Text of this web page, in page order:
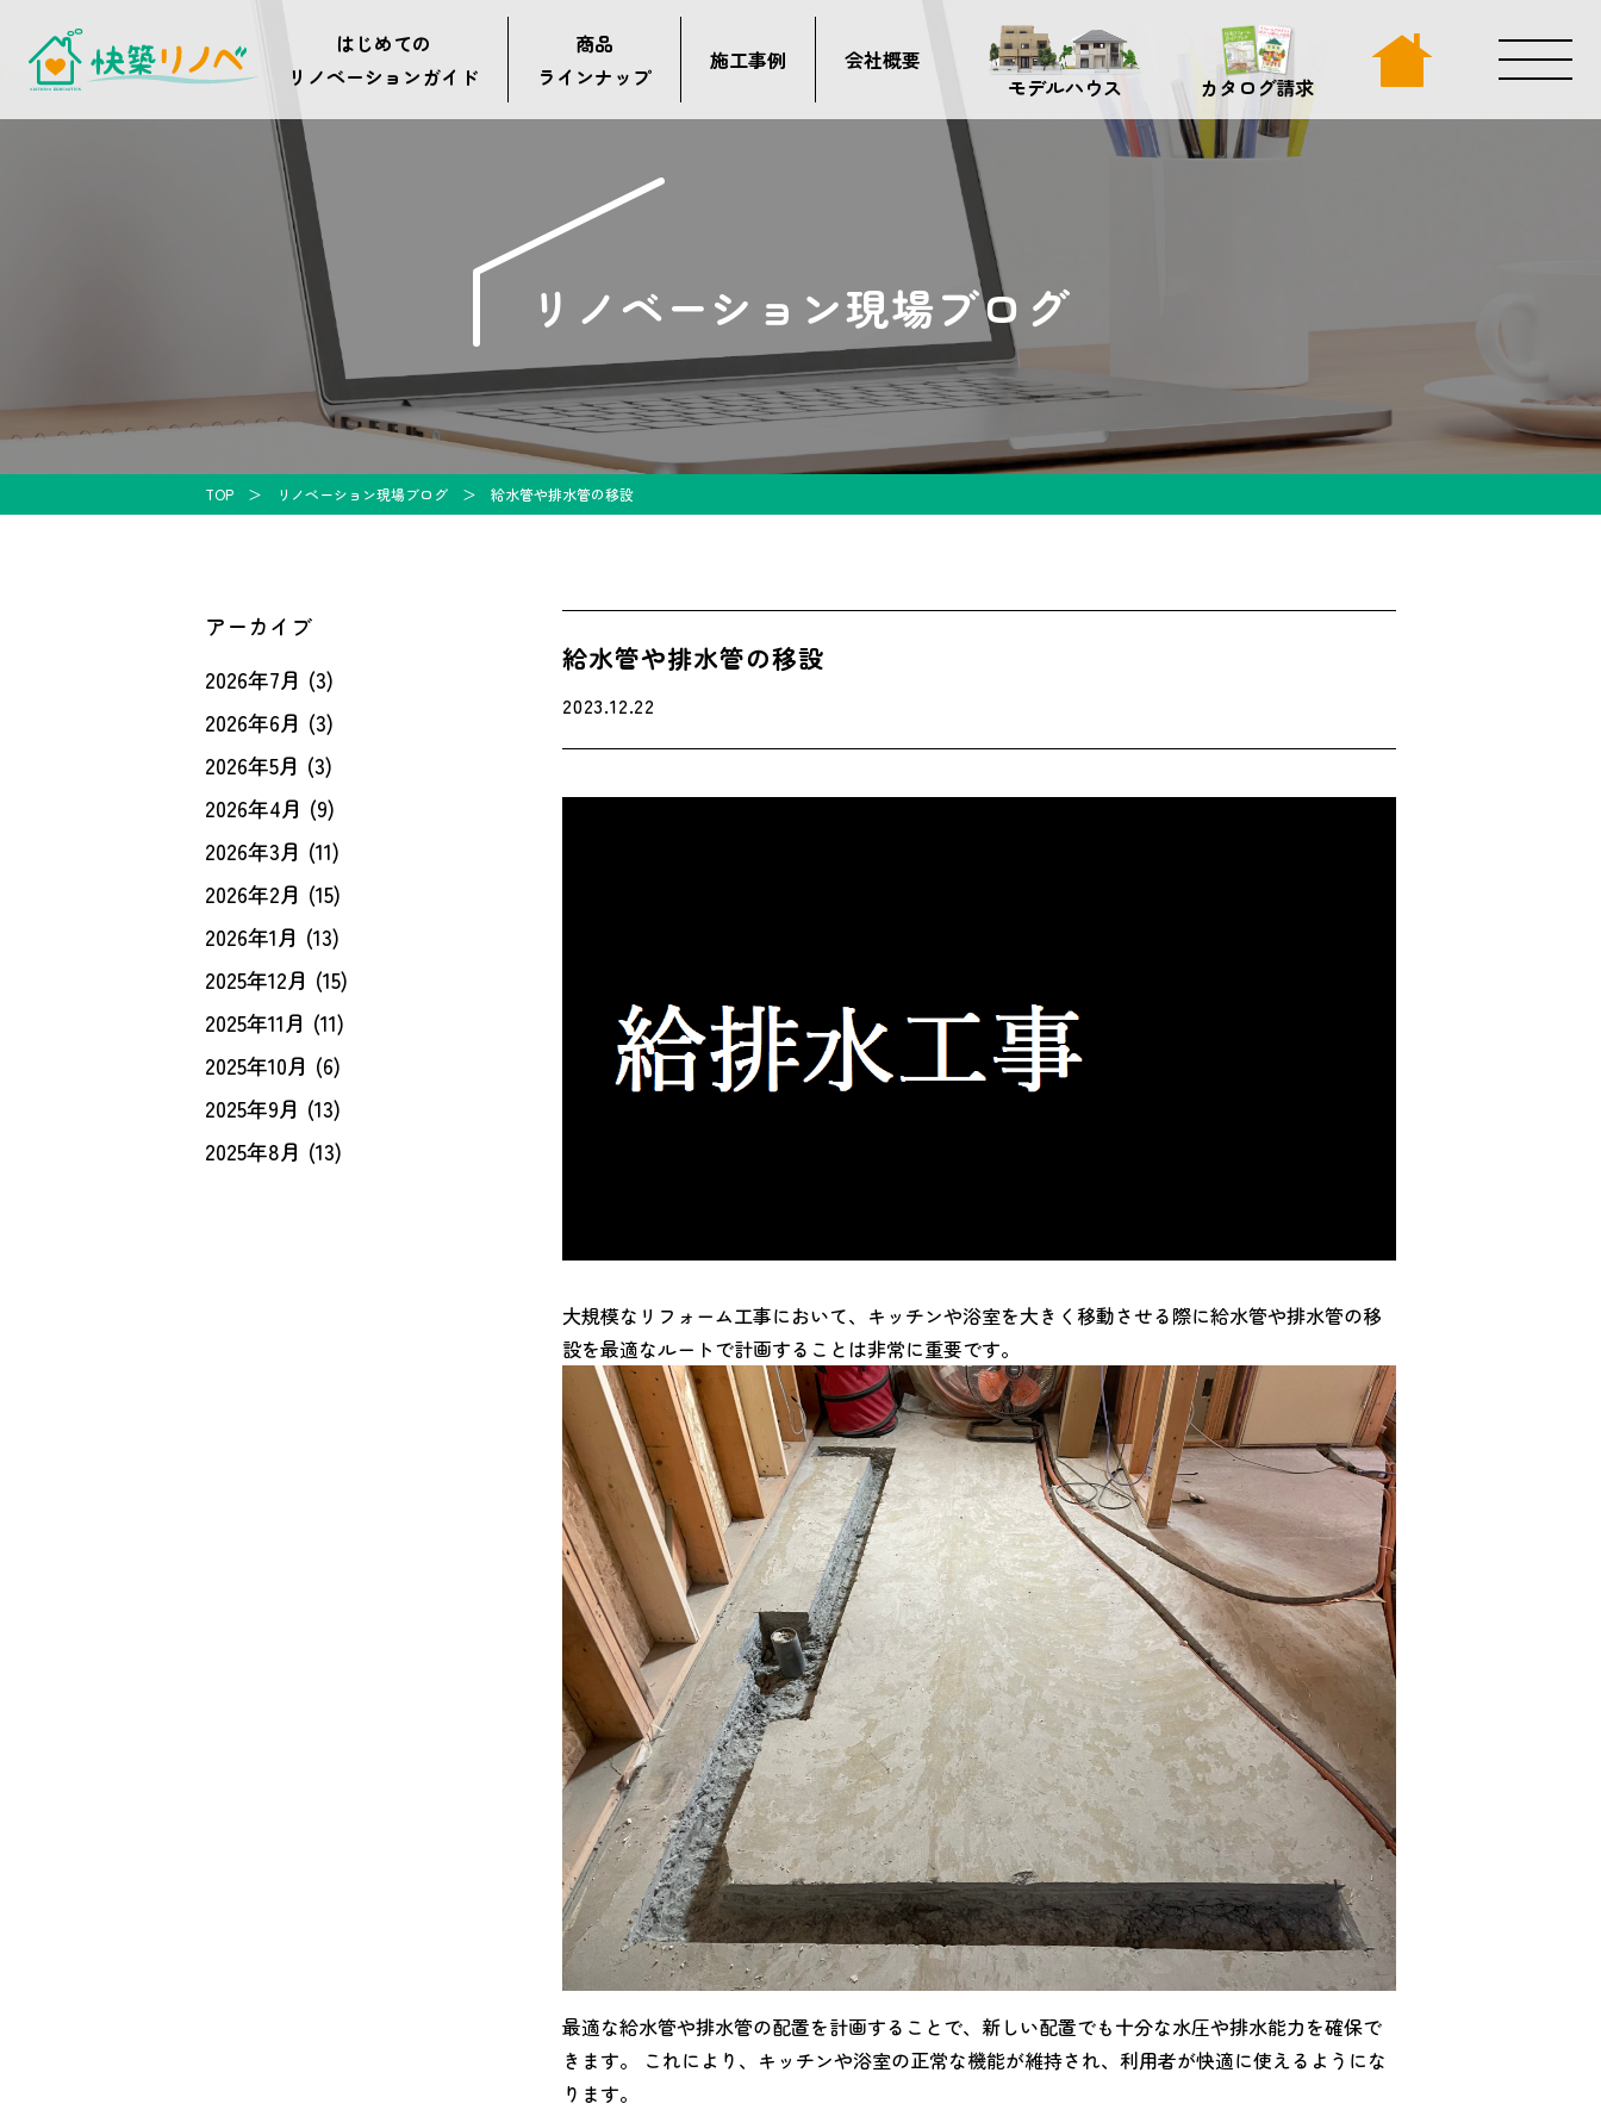
はじめての
リノベーションガイド
商品
ラインナップ
施工事例
会社概要
モデルハウス
カタログ請求
リノベーション現場ブログ
TOP リノベーション現場ブログ 給水管や排水管の移設
アーカイブ
2026年7月 (3)
2026年6月 (3)
2026年5月 (3)
2026年4月 (9)
2026年3月 (11)
2026年2月 (15)
2026年1月 (13)
2025年12月 (15)
2025年11月 (11)
2025年10月 (6)
2025年9月 (13)
2025年8月 (13)
給水管や排水管の移設
2023.12.22
大規模なリフォーム工事において、キッチンや浴室を大きく移動させる際に給水管や排水管の移
設を最適なルートで計画することは非常に重要です。
最適な給水管や排水管の配置を計画することで、新しい配置でも十分な水圧や排水能力を確保で
きます。 これにより、キッチンや浴室の正常な機能が維持され、利用者が快適に使えるようにな
ります。